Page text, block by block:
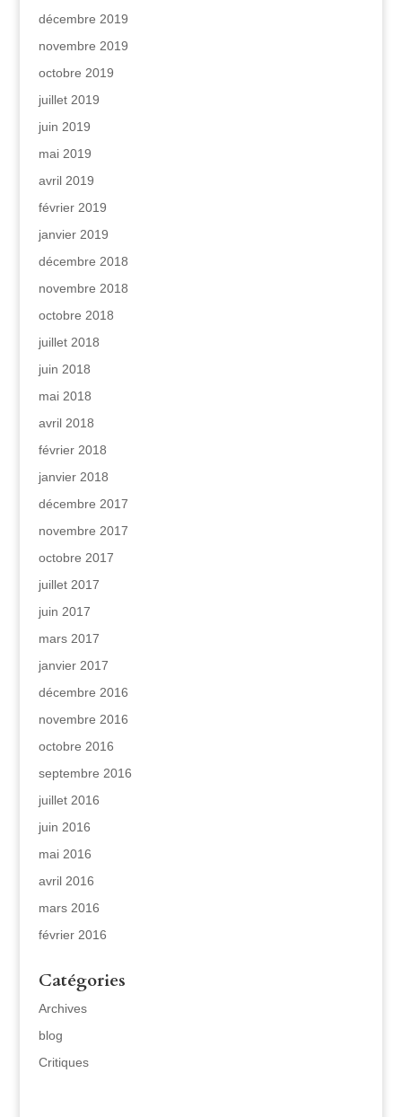
décembre 2019
novembre 2019
octobre 2019
juillet 2019
juin 2019
mai 2019
avril 2019
février 2019
janvier 2019
décembre 2018
novembre 2018
octobre 2018
juillet 2018
juin 2018
mai 2018
avril 2018
février 2018
janvier 2018
décembre 2017
novembre 2017
octobre 2017
juillet 2017
juin 2017
mars 2017
janvier 2017
décembre 2016
novembre 2016
octobre 2016
septembre 2016
juillet 2016
juin 2016
mai 2016
avril 2016
mars 2016
février 2016
Catégories
Archives
blog
Critiques